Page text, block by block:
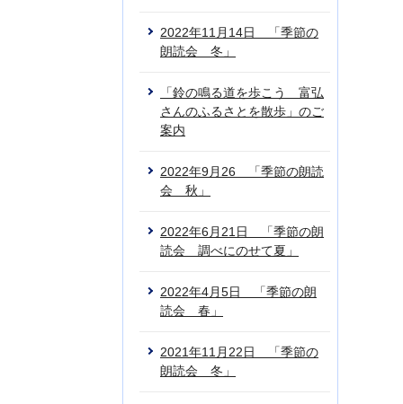
2022年11月14日 「季節の
朗読会 冬」
「鈴の鳴る道を歩こう 富弘
さんのふるさとを散歩」のご
案内
2022年9月26 「季節の朗読
会 秋」
2022年6月21日 「季節の朗
読会 調べにのせて夏」
2022年4月5日 「季節の朗
読会 春」
2021年11月22日 「季節の
朗読会 冬」